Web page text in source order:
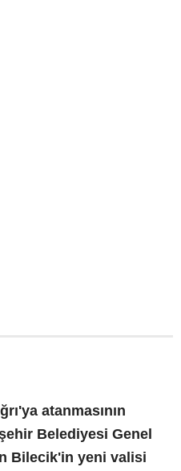
atanmasının
Belediyesi Genel
Bilecik'in yeni valisi